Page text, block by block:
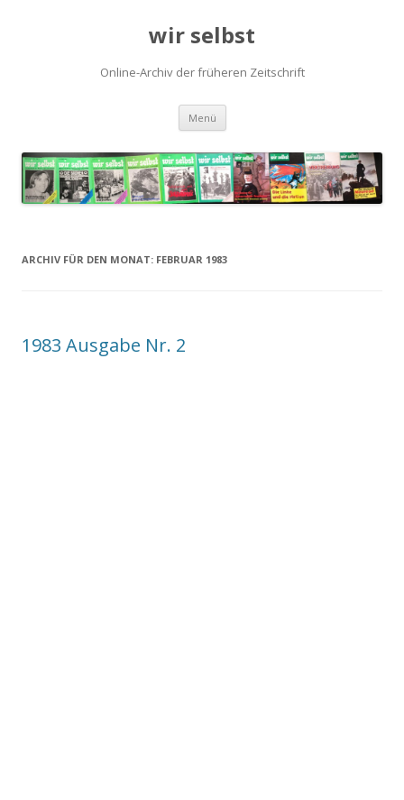
wir selbst
Online-Archiv der früheren Zeitschrift
Menü Springe
Inhalt
ARCHIV FÜR DEN MONAT: FEBRUAR 1983
1983 Ausgabe Nr. 2